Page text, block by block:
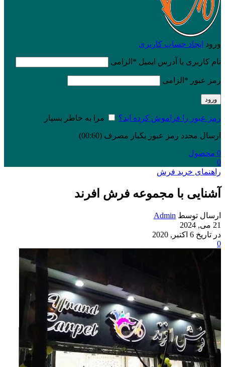
ورود ایجاد حساب کاربری
نام کاربری یا آدرس ایمیل * الزامی
رمز عبور * الزامی
ورود
رمز عبور را فراموش کرده اید؟ مرا به خاطر بسپار
ارسال مجدد رمز عبور یکبار مصرف (00:
60
)
0 محصول
0
راهنمای خرید فرش
آشنایی با مجموعه فرش افرند
ارسال توسط Admin
21 می, 2024
در تاریخ 6 اکتبر, 2020
0